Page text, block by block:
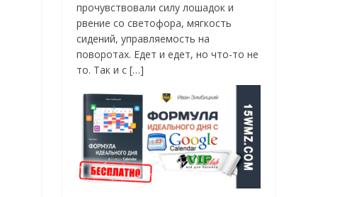
прочувствовали силу лошадок и
рвение со светофора, мягкость
сидений, управляемость на
поворотах. Едет и едет, но что-то не
то. Так и с […]